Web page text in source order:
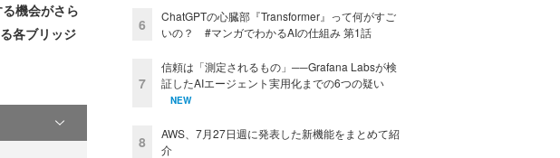
機会がさら
各ブリッジ
6
ChatGPTの心臓部『Transformer』って何がすご
いの？ #マンガでわかるAIの仕組み 第1話
7
信頼は「測定されるもの」──Grafana Labsが検
証したAIエージェント実用化までの6つの疑い
NEW
8
AWS、7月27日週に発表した新機能をまとめて紹
介